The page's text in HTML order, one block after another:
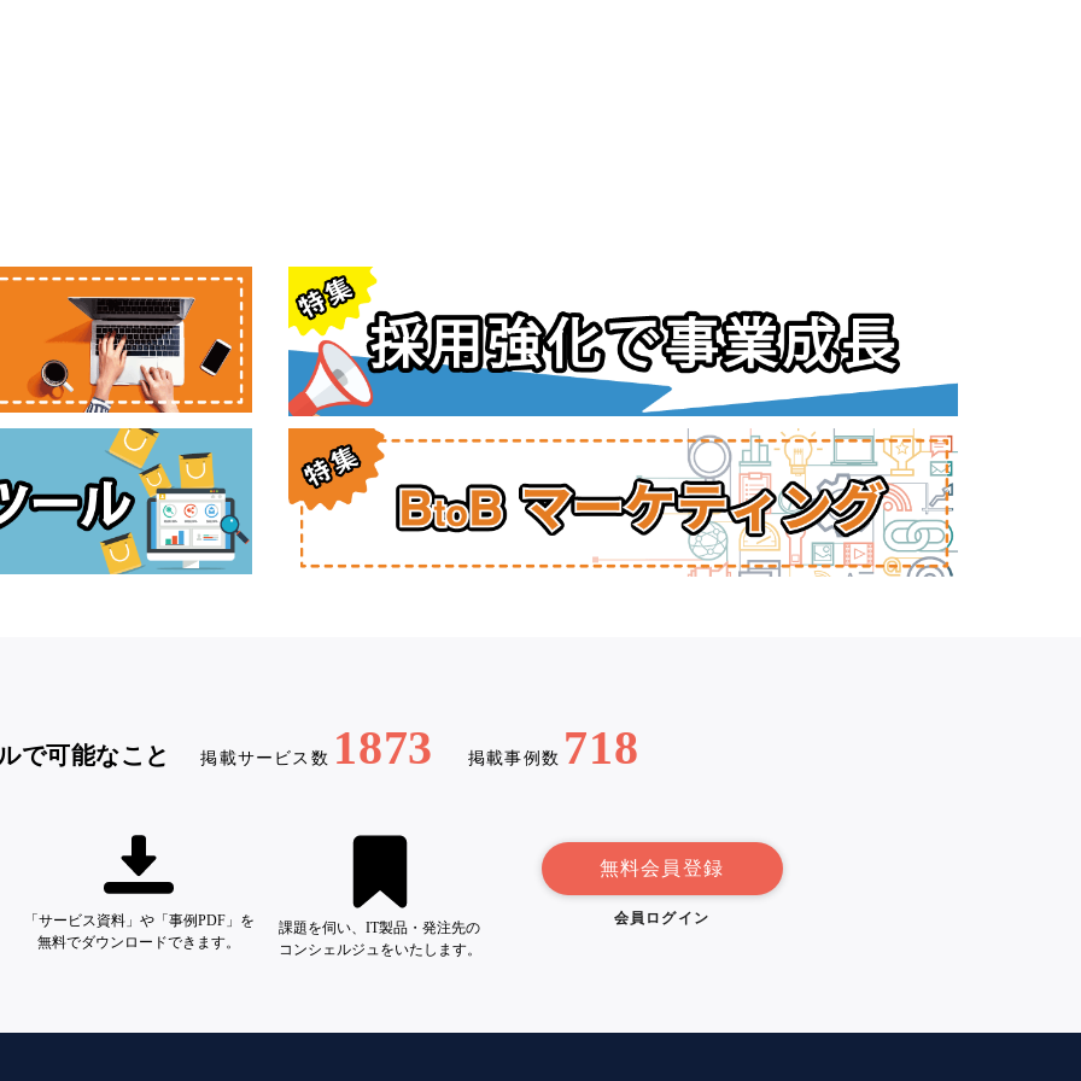
で可能なこと 掲載サービス数 1873 掲載事例数 718
「サービス資料」や「事例PDF」を
無料でダウンロードできます。
課題を伺い、IT製品・発注先の
コンシェルジュをいたします。
無料会員登録
会員ログイン